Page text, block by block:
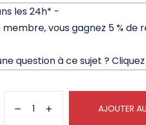
les 24h* -
vous gagnez 5 % de
question à ce sujet ?
AJOUTER